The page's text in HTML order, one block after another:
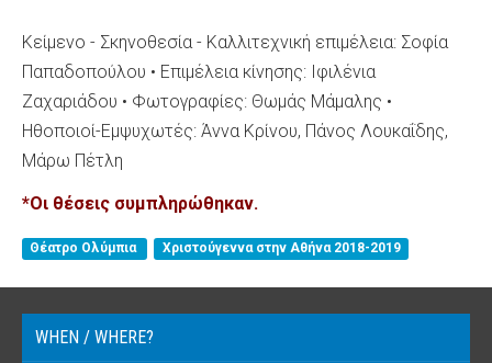
Κείμενο - Σκηνοθεσία - Καλλιτεχνική επιμέλεια: Σοφία
Παπαδοπούλου • Επιμέλεια κίνησης: Ιφιλένια
Ζαχαριάδου • Φωτογραφίες: Θωμάς Μάμαλης •
Ηθοποιοί-Εμψυχωτές: Άννα Κρίνου, Πάνος Λουκαΐδης,
Μάρω Πέτλη
*Οι θέσεις συμπληρώθηκαν.
Θέατρο Ολύμπια Χριστούγεννα στην Αθήνα 2018-2019
WHEN / WHERE?